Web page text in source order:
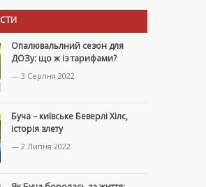
Опалювальлний сезон для
ДОЗу: що ж із тарифами?
— 3 Серпня 2022
Буча – київське Беверлі Хілс,
історія злету
— 2 Липня 2022